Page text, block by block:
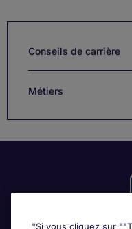
Conseils de carrière
Métiers
"Si vous cliquez sur